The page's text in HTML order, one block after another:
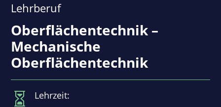
Lehrberuf
Oberflächentechnik –
Mechanische
Oberflächentechnik
 Lehrzeit: